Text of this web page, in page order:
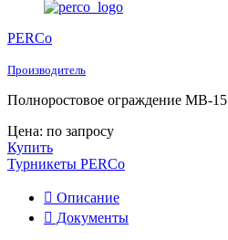
PERCo
Производитель
Полноростовое ограждение MB-15
Цена: по запросу
Купить
Турникеты PERCo
Описание
Документы